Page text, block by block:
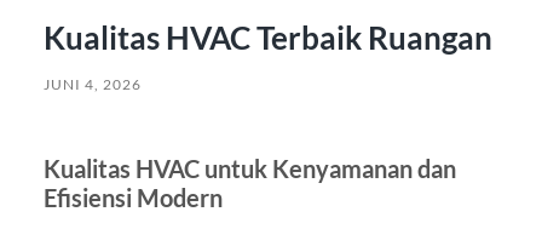
Kualitas HVAC Terbaik Ruangan
JUNI 4, 2026
Kualitas HVAC untuk Kenyamanan dan
Efisiensi Modern